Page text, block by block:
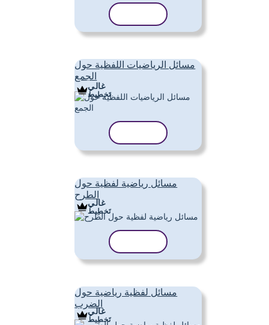
مسائل الرياضيات اللفظية حول
الجمع
غالي
تَخطِيط
مسائل رياضية لفظية حول
الطرح
غالي
تَخطِيط
مسائل لفظية رياضية حول
الضرب
غالي
تَخطِيط